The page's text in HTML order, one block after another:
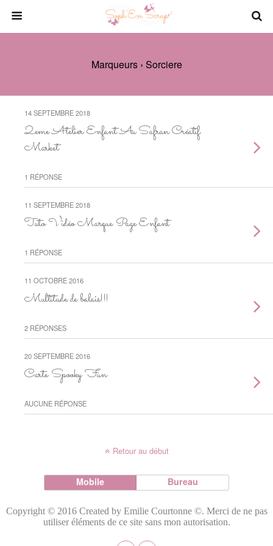
Marqueurs › Sorciere
14 SEPTEMBRE 2018
2eme Atelier Enfant Au Safran Créatif
Market
1 RÉPONSE
11 SEPTEMBRE 2018
Tuto Vidéo Marque Page Enfant
1 RÉPONSE
11 OCTOBRE 2016
Multitude de balais!!!
2 RÉPONSES
20 SEPTEMBRE 2016
Carte Spooky Fun
AUCUNE RÉPONSE
Retour au début
Mobile Bureau
Copyright © 2016 Created by Emilie Courtonne ©. Merci de ne pas
utiliser éléments de ce site sans mon autorisation.